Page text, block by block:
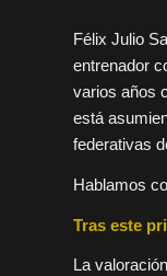
Félix Julio
entrenador
varios años
está
federativas
Hablamos
Tras este
La